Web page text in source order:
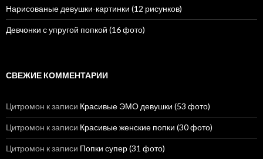
Нарисованые девушки-картинки (12 рисунков)
Девчонки с упругой попкой (16 фото)
СВЕЖИЕ КОММЕНТАРИИ
Цитромон к записи Красивые ЭМО девушки (53 фото)
Цитромон к записи Красивые женские попки (30 фото)
Цитромон к записи Попки супер (31 фото)